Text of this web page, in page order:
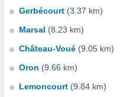
Gerbécourt (3.37 km)
Marsal (8.23 km)
Château-Voué (9.05 km)
Oron (9.66 km)
Lemoncourt (9.84 km)